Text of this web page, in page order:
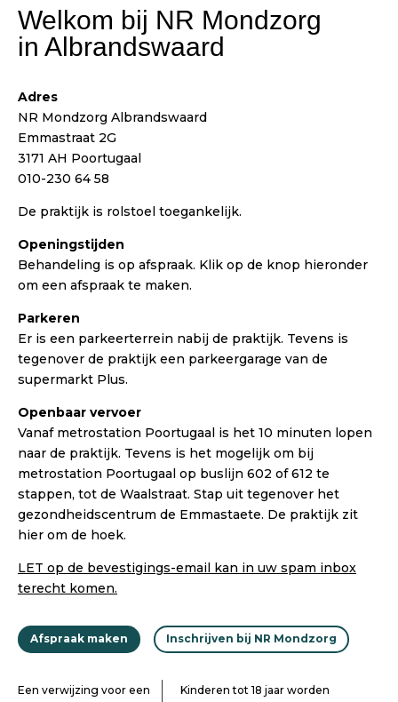
Welkom bij NR Mondzorg
in Albrandswaard
Adres
NR Mondzorg Albrandswaard
Emmastraat 2G
3171 AH Poortugaal
010-230 64 58
De praktijk is rolstoel toegankelijk.
Openingstijden
Behandeling is op afspraak. Klik op de knop hieronder
om een afspraak te maken.
Parkeren
Er is een parkeerterrein nabij de praktijk. Tevens is
tegenover de praktijk een parkeergarage van de
supermarkt Plus.
Openbaar vervoer
Vanaf metrostation Poortugaal is het 10 minuten lopen
naar de praktijk. Tevens is het mogelijk om bij
metrostation Poortugaal op buslijn 602 of 612 te
stappen, tot de Waalstraat. Stap uit tegenover het
gezondheidscentrum de Emmastaete. De praktijk zit
hier om de hoek.
LET op de bevestigings-email kan in uw spam inbox
terecht komen.
Afspraak maken Inschrijven bij NR Mondzorg
Een verwijzing voor een
Kinderen tot 18 jaar worden